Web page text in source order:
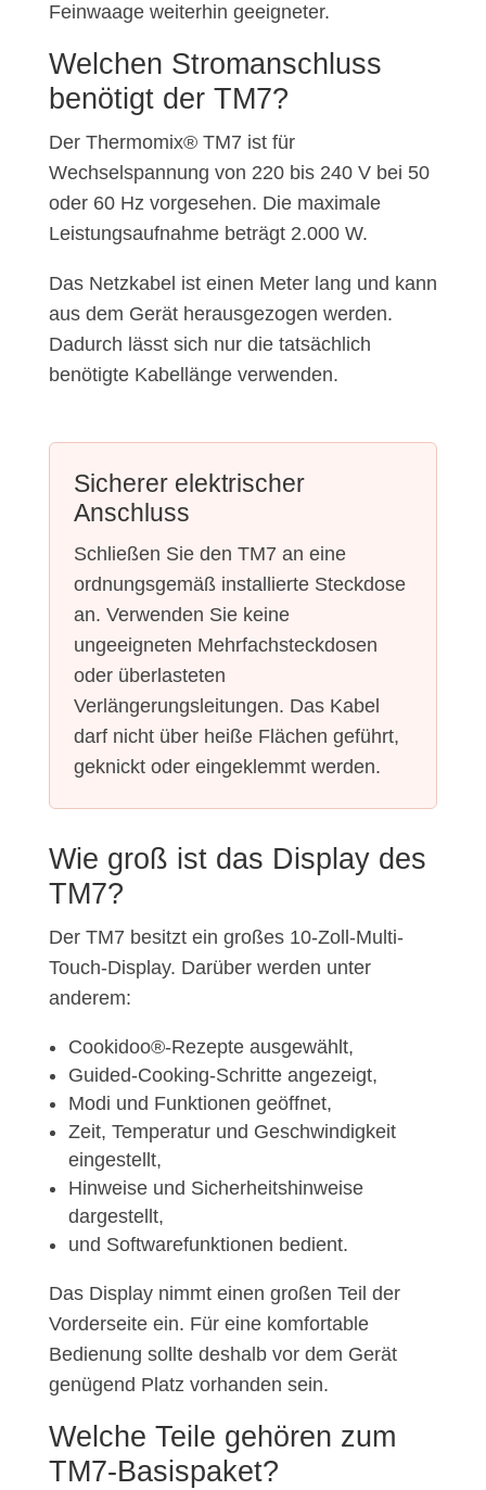
Feinwaage weiterhin geeigneter.
Welchen Stromanschluss
benötigt der TM7?
Der Thermomix® TM7 ist für
Wechselspannung von 220 bis 240 V bei 50
oder 60 Hz vorgesehen. Die maximale
Leistungsaufnahme beträgt 2.000 W.
Das Netzkabel ist einen Meter lang und kann
aus dem Gerät herausgezogen werden.
Dadurch lässt sich nur die tatsächlich
benötigte Kabellänge verwenden.
Sicherer elektrischer
Anschluss
Schließen Sie den TM7 an eine
ordnungsgemäß installierte Steckdose
an. Verwenden Sie keine
ungeeigneten Mehrfachsteckdosen
oder überlasteten
Verlängerungsleitungen. Das Kabel
darf nicht über heiße Flächen geführt,
geknickt oder eingeklemmt werden.
Wie groß ist das Display des
TM7?
Der TM7 besitzt ein großes 10-Zoll-Multi-
Touch-Display. Darüber werden unter
anderem:
Cookidoo®-Rezepte ausgewählt,
Guided-Cooking-Schritte angezeigt,
Modi und Funktionen geöffnet,
Zeit, Temperatur und Geschwindigkeit
eingestellt,
Hinweise und Sicherheitshinweise
dargestellt,
und Softwarefunktionen bedient.
Das Display nimmt einen großen Teil der
Vorderseite ein. Für eine komfortable
Bedienung sollte deshalb vor dem Gerät
genügend Platz vorhanden sein.
Welche Teile gehören zum
TM7-Basispaket?